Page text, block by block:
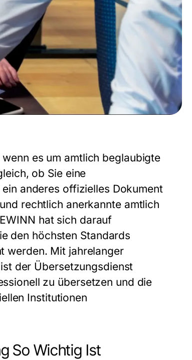
es um amtlich beglaubigte
ob Sie eine
anderes offizielles Dokument
rechtlich anerkannte amtlich
hat sich darauf
den höchsten Standards
werden. Mit jahrelanger
der Übersetzungsdienst
zu übersetzen und die
Institutionen
So Wichtig Ist